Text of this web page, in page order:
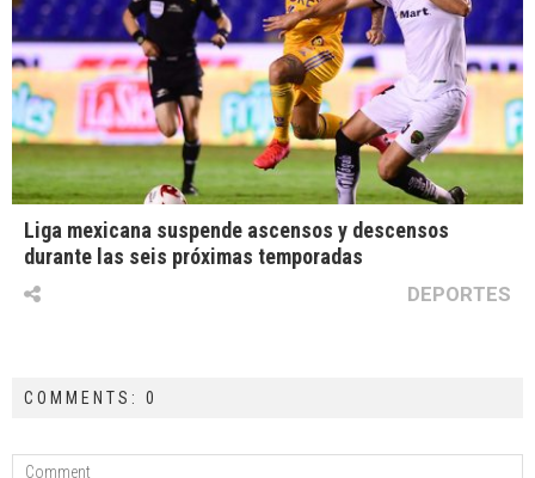
Liga mexicana suspende ascensos y descensos
durante las seis próximas temporadas
DEPORTES
COMMENTS: 0